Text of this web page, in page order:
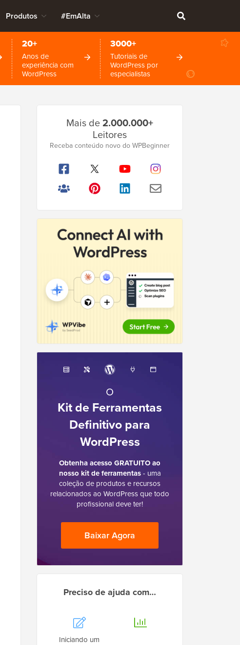
Produtos #EmAlta
20+
Anos de
experiência com
WordPress
3000+
Tutoriais de
WordPress por
especialistas
Lateral
Principal
Mais de2.000.000+
Leitores
Receba conteúdo novo do WPBeginner
O
Kit de Ferramentas
Definitivo para
WordPress
Obtenha acesso GRATUITO ao
nosso kit de ferramentas- uma
coleção de produtos e recursos
relacionados ao WordPress que todo
profissional deve ter!
Baixar Agora
Preciso de ajuda com…
Iniciando um